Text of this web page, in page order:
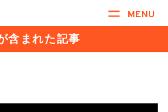
MENU
含まれた記事